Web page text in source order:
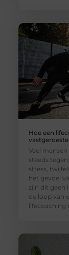
Hoe een
Veel
steeds
stress,
het gevoel
zijn dit geen
de loop van
lifecoaching